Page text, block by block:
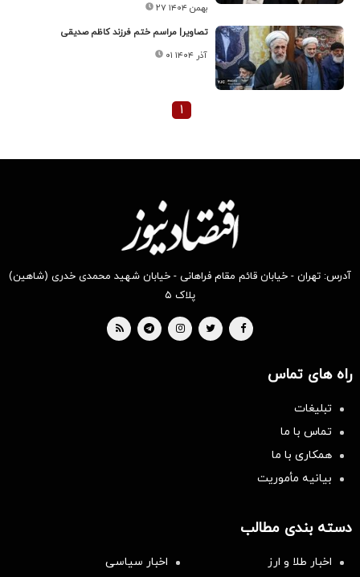
۲۷ بهمن ۱۴۰۴
تصاویر| مراسم ختم فرزند کاظم صدیقی
۰۱ آذر ۱۴۰۴
۱
آدرس: تهران - خیابان قائم مقام فراهانی - خیابان شهید محمدی خدری (شاهین)
پلاک ۵
راه های تماس
تبلیغات
تماس با ما
همکاری با ما
بیانیه مأموریت
دسته بندی مطالب
اخبار طلا و ارز
اخبار سیاسی